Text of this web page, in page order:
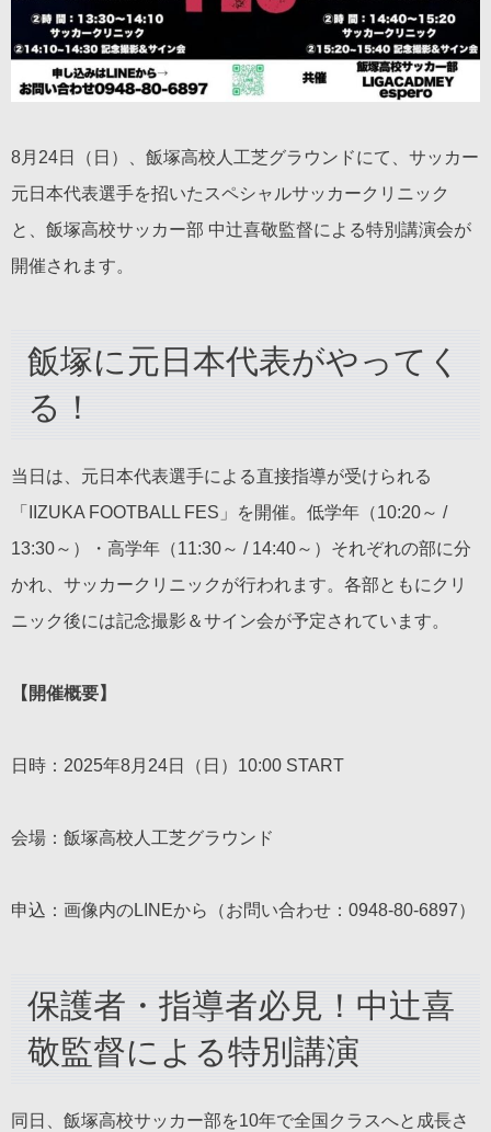
8月24日（日）、飯塚高校人工芝グラウンドにて、サッカー
元日本代表選手を招いたスペシャルサッカークリニック
と、飯塚高校サッカー部 中辻喜敬監督による特別講演会が
開催されます。
飯塚に元日本代表がやってく
る！
当日は、元日本代表選手による直接指導が受けられる
「IIZUKA FOOTBALL FES」を開催。低学年（10:20～ /
13:30～）・高学年（11:30～ / 14:40～）それぞれの部に分
かれ、サッカークリニックが行われます。各部ともにクリ
ニック後には記念撮影＆サイン会が予定されています。
【開催概要】
日時：2025年8月24日（日）10:00 START
会場：飯塚高校人工芝グラウンド
申込：画像内のLINEから（お問い合わせ：0948-80-6897）
保護者・指導者必見！中辻喜
敬監督による特別講演
同日、飯塚高校サッカー部を10年で全国クラスへと成長さ